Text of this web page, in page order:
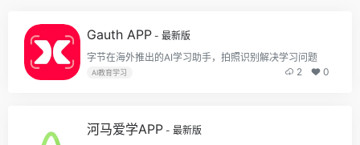
Gauth APP - 最新版
字节在海外推出的AI学习助手，拍照识别解决学习问题
AI教育学习 2 0
河马爱学APP - 最新版